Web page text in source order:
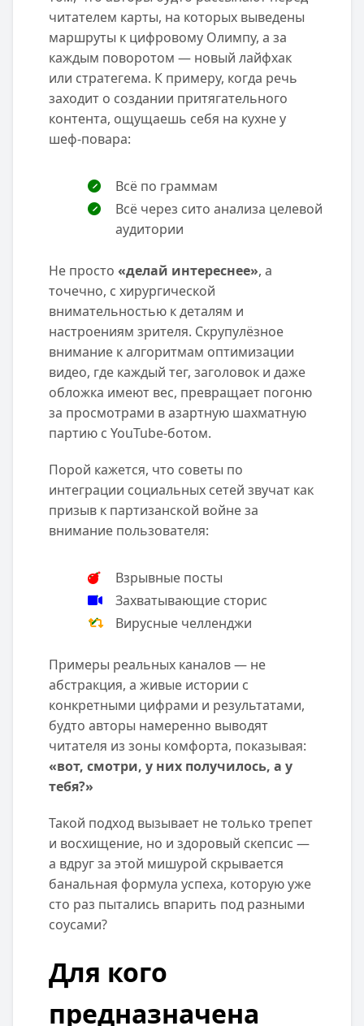
читателем карты, на которых выведены
маршруты к цифровому Олимпу, а за
каждым поворотом — новый лайфхак
или стратегема. К примеру, когда речь
заходит о создании притягательного
контента, ощущаешь себя на кухне у
шеф-повара:
Всё по граммам
Всё через сито анализа целевой
аудитории
Не просто «делай интереснее», а
точечно, с хирургической
внимательностью к деталям и
настроениям зрителя. Скрупулёзное
внимание к алгоритмам оптимизации
видео, где каждый тег, заголовок и даже
обложка имеют вес, превращает погоню
за просмотрами в азартную шахматную
партию с YouTube-ботом.
Порой кажется, что советы по
интеграции социальных сетей звучат как
призыв к партизанской войне за
внимание пользователя:
Взрывные посты
Захватывающие сторис
Вирусные челленджи
Примеры реальных каналов — не
абстракция, а живые истории с
конкретными цифрами и результатами,
будто авторы намеренно выводят
читателя из зоны комфорта, показывая:
«вот, смотри, у них получилось, а у
тебя?»
Такой подход вызывает не только трепет
и восхищение, но и здоровый скепсис —
а вдруг за этой мишурой скрывается
банальная формула успеха, которую уже
сто раз пытались впарить под разными
соусами?
Для кого
предназначена